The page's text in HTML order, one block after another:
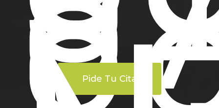
Pide Tu Cita